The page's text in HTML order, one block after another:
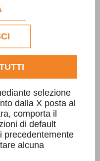
o
del
completa.
selezione
dalla X posta al
comporta il
di default
precedentemente
alcuna